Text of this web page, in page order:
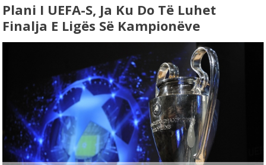
Plani I UEFA-S, Ja Ku Do Të Luhet
Finalja E Ligës Së Kampionëve